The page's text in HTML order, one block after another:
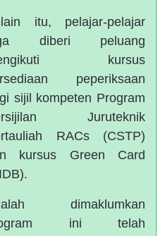
itu, pelajar-pelajar
diberi peluang
kursus
peperiksaan
sijil kompeten Program
Juruteknik
RACs (CSTP)
kursus Green Card
dimaklumkan
ini telah